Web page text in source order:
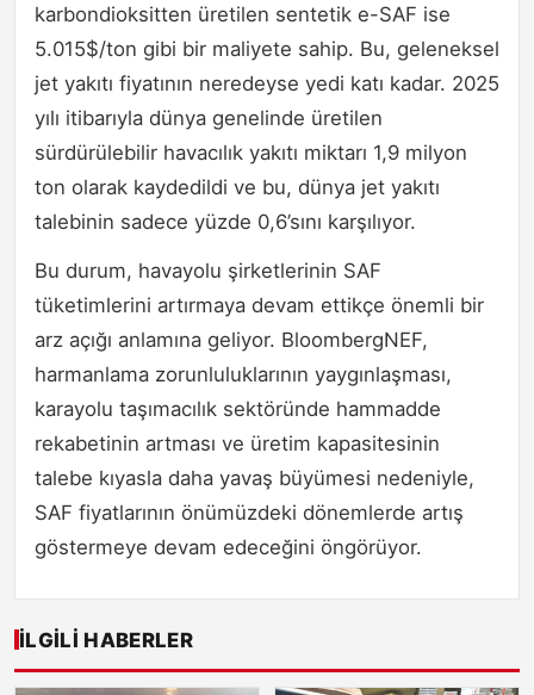
karbondioksitten üretilen sentetik e-SAF ise
5.015$/ton gibi bir maliyete sahip. Bu, geleneksel
jet yakıtı fiyatının neredeyse yedi katı kadar. 2025
yılı itibarıyla dünya genelinde üretilen
sürdürülebilir havacılık yakıtı miktarı 1,9 milyon
ton olarak kaydedildi ve bu, dünya jet yakıtı
talebinin sadece yüzde 0,6’sını karşılıyor.
Bu durum, havayolu şirketlerinin SAF
tüketimlerini artırmaya devam ettikçe önemli bir
arz açığı anlamına geliyor. BloombergNEF,
harmanlama zorunluluklarının yaygınlaşması,
karayolu taşımacılık sektöründe hammadde
rekabetinin artması ve üretim kapasitesinin
talebe kıyasla daha yavaş büyümesi nedeniyle,
SAF fiyatlarının önümüzdeki dönemlerde artış
göstermeye devam edeceğini öngörüyor.
İLGILI HABERLER